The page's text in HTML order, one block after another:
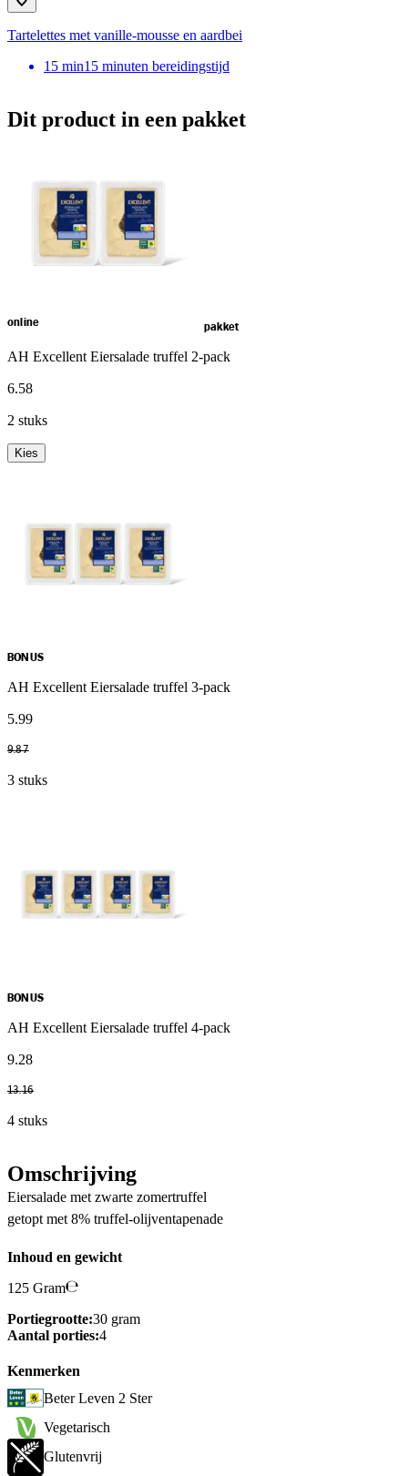
Tartelettes met vanille-mousse en aardbei
15 min15 minuten bereidingstijd
Dit product in een pakket
online pakket
AH Excellent Eiersalade truffel 2-pack
6.58
2 stuks
Kies
BONUS
AH Excellent Eiersalade truffel 3-pack
5.99
9.87
3 stuks
BONUS
AH Excellent Eiersalade truffel 4-pack
9.28
13.16
4 stuks
Omschrijving
Eiersalade met zwarte zomertruffel
getopt met 8% truffel-olijventapenade
Inhoud en gewicht
125 Gram
Portiegrootte:30 gram
Aantal porties:4
Kenmerken
Beter Leven 2 Ster
Vegetarisch
Glutenvrij